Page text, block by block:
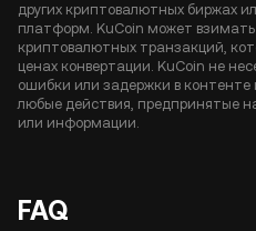
других криптовалютных биржах
платформ. KuCoin может
криптовалютных транзакций,
ценах конвертации. KuCoin не
ошибки или задержки в
любые действия, предпринятые
или информации.
FAQ